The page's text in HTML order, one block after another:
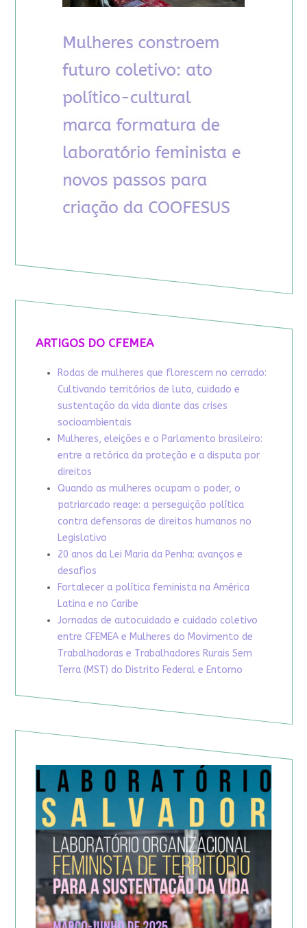
ARTIGOS DO CFEMEA
Rodas de mulheres que florescem no cerrado:
Cultivando territórios de luta, cuidado e
sustentação da vida diante das crises
socioambientais
Mulheres, eleições e o Parlamento brasileiro:
entre a retórica da proteção e a disputa por
direitos
Quando as mulheres ocupam o poder, o
patriarcado reage: a perseguição política
contra defensoras de direitos humanos no
Legislativo
20 anos da Lei Maria da Penha: avanços e
desafios
Fortalecer a política feminista na América
Latina e no Caribe
Jornadas de autocuidado e cuidado coletivo
entre CFEMEA e Mulheres do Movimento de
Trabalhadoras e Trabalhadores Rurais Sem
Terra (MST) do Distrito Federal e Entorno